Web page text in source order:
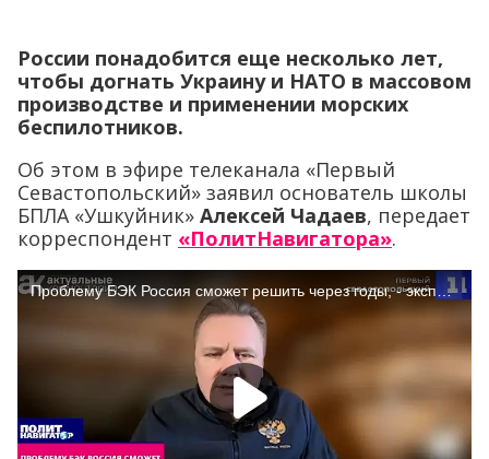
России понадобится еще несколько лет,
чтобы догнать Украину и НАТО в массовом
производстве и применении морских
беспилотников.
Об этом в эфире телеканала «Первый
Севастопольский» заявил основатель школы
БПЛА «Ушкуйник» Алексей Чадаев, передает
корреспондент «ПолитНавигатора».